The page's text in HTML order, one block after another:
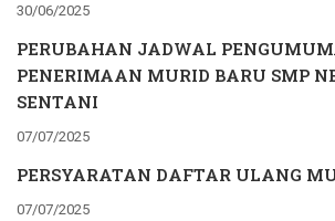
30/06/2025
PERUBAHAN JADWAL
PENERIMAAN MURID BARU SMP
SENTANI
07/07/2025
PERSYARATAN DAFTAR ULANG
07/07/2025